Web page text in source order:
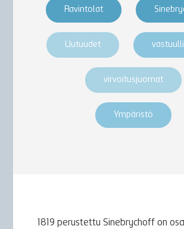
Ravintolat
Uutuudet
virvoitusjuomat
Ympäristö
1819 perustettu Sinebrychoff on